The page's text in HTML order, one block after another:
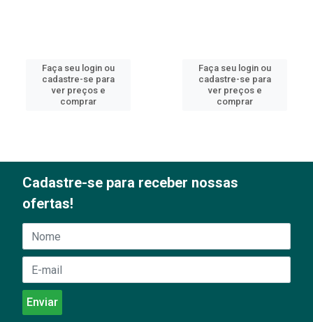
Faça seu login ou
cadastre-se para
ver preços e
comprar
Faça seu login ou
cadastre-se para
ver preços e
comprar
Cadastre-se para receber nossas
ofertas!